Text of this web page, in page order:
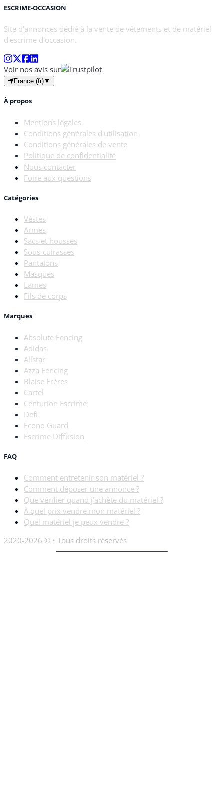
ESCRIME-OCCASION
Site d'annonces dédié à la vente de vêtements et de matériel
d'escrime d'occasion.
Voir nos avis sur
France (fr)▼
À propos
Mentions légales
Conditions générales d'utilisation
Conditions générales de vente
Politique de confidentialité
Nous contacter
Foire aux questions
Catégories
Vestes
Armes
Sacs et housses
Sous-cuirasses
Pantalons
Masques
Lames
Fils de corps
Marques
Absolute Fencing
Adidas
Allstar
Azza Fencing
Blaise Frères
Cartel
Centurion Escrime
Defi
Econo Guard
Escrime Diffusion
FAQ
Comment entretenir son matériel ?
Comment déposer une annonce ?
Que vérifier quand j’achète du matériel ?
À quel prix vendre mon matériel ?
Quel matériel je peux vendre ?
2020-2026 © • Tous droits réservés